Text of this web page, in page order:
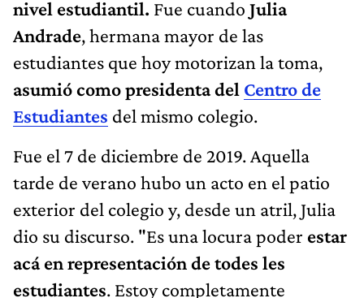
nivel estudiantil. Fue cuando Julia
Andrade, hermana mayor de las
estudiantes que hoy motorizan la toma,
asumió como presidenta del Centro de
Estudiantes del mismo colegio.
Fue el 7 de diciembre de 2019. Aquella
tarde de verano hubo un acto en el patio
exterior del colegio y, desde un atril, Julia
dio su discurso. "Es una locura poder estar
acá en representación de todes les
estudiantes. Estoy completamente